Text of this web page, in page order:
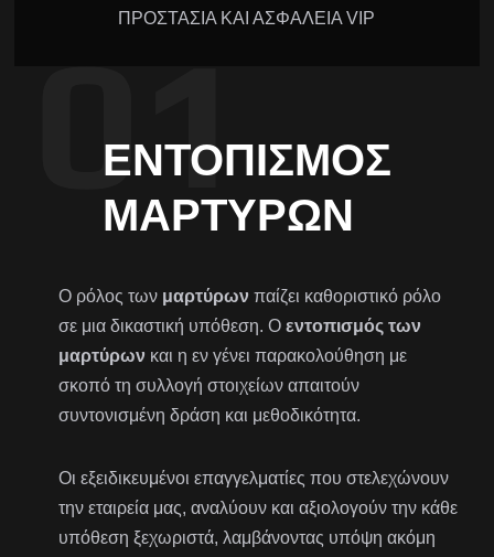
ΠΡΟΣΤΑΣΙΑ ΚΑΙ ΑΣΦΑΛΕΙΑ VIP
ΕΝΤΟΠΙΣΜΌΣ
ΜΑΡΤΎΡΩΝ
Ο ρόλος των μαρτύρων παίζει καθοριστικό ρόλο
σε μια δικαστική υπόθεση. Οεντοπισμός των
μαρτύρων και η εν γένει παρακολούθηση με
σκοπό τη συλλογή στοιχείων απαιτούν
συντονισμένη δράση και μεθοδικότητα.
Οι εξειδικευμένοι επαγγελματίες που στελεχώνουν
την εταιρεία μας, αναλύουν και αξιολογούν την κάθε
υπόθεση ξεχωριστά, λαμβάνοντας υπόψη ακόμη